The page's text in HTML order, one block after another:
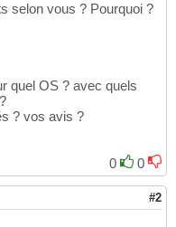
selon vous ? Pourquoi ?
quel OS ? avec quels
? vos avis ?
0 0
#2